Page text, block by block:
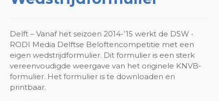
Delft – Vanaf het seizoen 2014-’15 werkt de DSW •
RODI Media Delftse Beloftencompetitie met een
eigen wedstrijdformulier. Dit formulier is een sterk
vereenvoudigde weergave van het originele KNVB-
formulier. Het formulier is te downloaden en
printbaar.